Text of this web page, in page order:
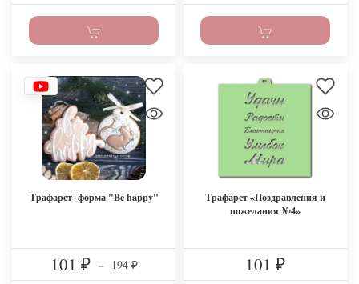
Трафарет+форма "Be happy"
101 ₽ – 194 ₽
Трафарет «Поздравления и
пожелания №4»
101 ₽